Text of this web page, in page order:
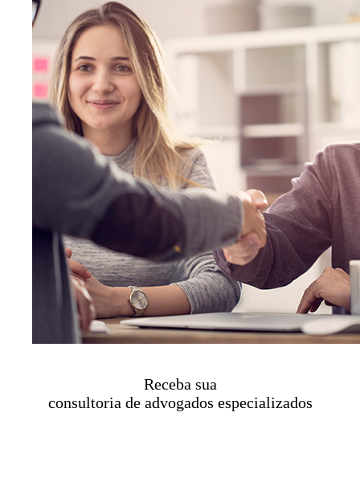
Receba sua
consultoria de advogados especializados